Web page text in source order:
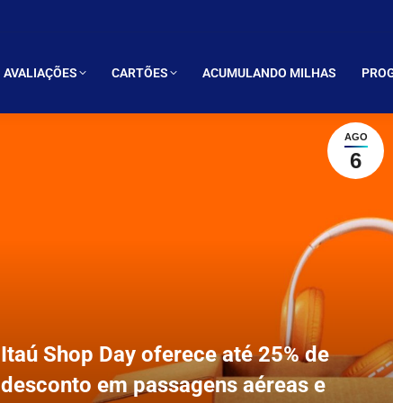
AVALIAÇÕES CARTÕES ACUMULANDO MILHAS
AGO
6
Itaú Shop Day oferece até 25% de
desconto em passagens aéreas e